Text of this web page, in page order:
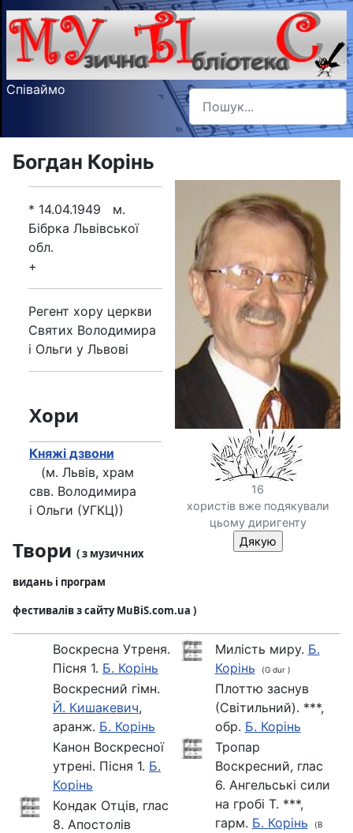
Співаймо Пошук
Type 2 or more characters
Богдан Корінь
16
хористів вже подякували
цьому диригенту
* 14.04.1949 м.
Бібрка Львівської
обл.
+
Регент хору церкви
Святих Володимира
і Ольги у Львові
Хори
Княжі дзвони
(м. Львів, храм
свв. Володимира
і Ольги (УГКЦ))
Твори ( з музичних
видань і програм
фестивалів з сайту MuBiS.com.ua )
Воскресна Утреня.
Пісня 1. Б. Корінь
Воскресний гімн.
Й. Кишакевич,
аранж. Б. Корінь
Канон Воскресної
утрені. Пісня 1. Б.
Корінь
Кондак Отців, глас
8. Апостолів
Милість миру. Б.
Корінь
(G dur )
Плоттю заснув
(Світильний). ***,
обр. Б. Корінь
Тропар
Воскресний, глас
6. Ангельські сили
на гробі Т. ***,
гарм. Б. Корінь
(B